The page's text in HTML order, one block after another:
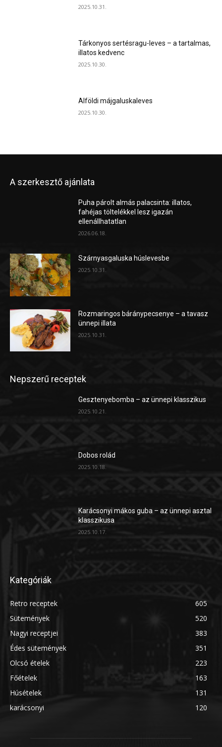
2025.10.31.
Tárkonyos sertésragu-leves – a tartalmas,
illatos kedvenc
2025.10.30.
Alföldi májgaluskaleves
2025.10.30.
A szerkesztő ajánlata
Puha párolt almás palacsinta: illatos,
fahéjas töltelékkel lesz igazán
ellenállhatatlan
2026.06.18.
Szárnyasgaluska húslevesbe
2025.10.31.
Rozmaringos báránypecsenye – a tavasz
ünnepi illata
2025.10.31.
Nepszerű receptek
Gesztenyebomba – az ünnepi klasszikus
2025.10.21.
Dobos rolád
2025.10.18.
Karácsonyi mákos guba – az ünnepi asztal
klasszikusa
2025.10.17.
Kategóriák
Retro receptek
605
Sütemények
520
Nagyi receptjei
383
Édes sütemények
351
Olcsó ételek
223
Főételek
163
Húsételek
131
karácsonyi
120